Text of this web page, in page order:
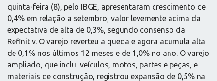
quinta-feira (8), pelo IBGE, apresentaram crescimento de
0,4% em relação a setembro, valor levemente acima da
expectativa de alta de 0,3%, segundo consenso da
Refinitiv. O varejo reverteu a queda e agora acumula alta
de 0,1% nos últimos 12 meses e de 1,0% no ano. O varejo
ampliado, que inclui veículos, motos, partes e peças, e
materiais de construção, registrou expansão de 0,5% na